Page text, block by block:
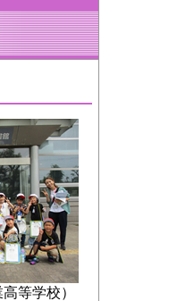
等学校）